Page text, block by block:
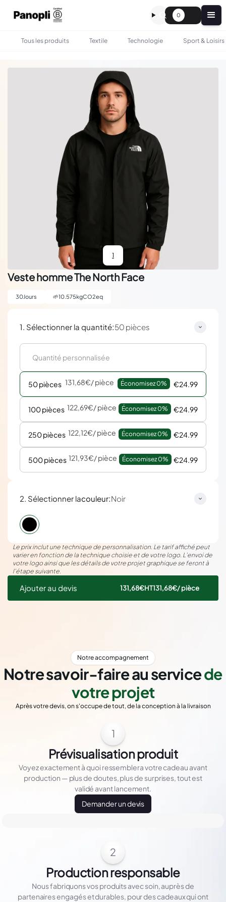
0
Tous les produits Textile Technologie Sport & Loisirs
1
Veste homme The North Face
30Jours 🌱10.575kgCO2eq
1. Sélectionner la quantité:50 pièces
50 pièces 131,68€/ pièce Économisez 0% €24.99
100 pièces 122,69€/ pièce Économisez 0% €24.99
250 pièces 122,12€/ pièce Économisez 0% €24.99
500 pièces 121,93€/ pièce Économisez 0% €24.99
2. Sélectionner lacouleur:Noir
Le prix inclut une technique de personnalisation. Le tarif affiché peut
varier en fonction de la technique choisie et de votre logo. L’envoi de
votre logo ainsi que les détails de votre projet graphique se feront à
l’étape suivante.
Ajouter au devis 131,68€HT131,68€/ pièce
Notre accompagnement
Notre savoir-faire au servicede
votre projet
Après votre devis, on s'occupe de tout, de la conception à la livraison
1
Prévisualisation produit
Voyez exactement à quoi ressemblera votre cadeau avant
production — plus de doutes, plus de surprises, tout est
validé avant lancement.
Demander un devis
2
Production responsable
Nous fabriquons vos produits avec soin, auprès de
partenaires engagés et durables, pour des cadeaux qui ont